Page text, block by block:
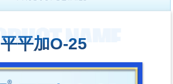
平平加O-25